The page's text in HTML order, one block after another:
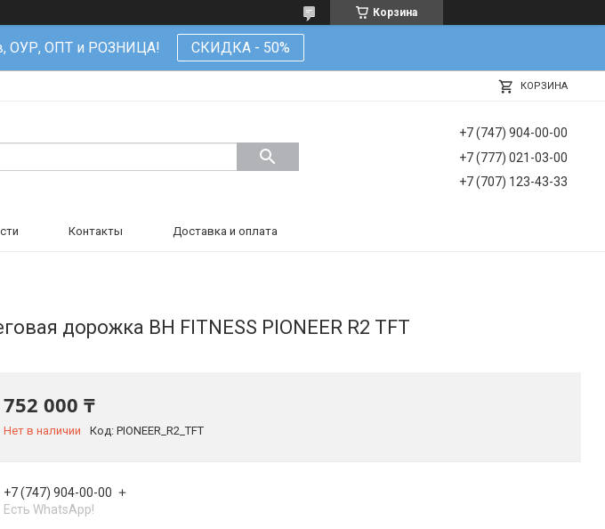
Корзина
ОУР, ОПТ и РОЗНИЦА! СКИДКА - 50%
КОРЗИНА
+7 (747) 904-00-00
+7 (777) 021-03-00
+7 (707) 123-43-33
Контакты Доставка и оплата
дорожка BH FITNESS PIONEER R2 TFT
752 000 ₸
Нет в наличии Код: PIONEER_R2_TFT
+7 (747) 904-00-00
Есть WhatsApp!